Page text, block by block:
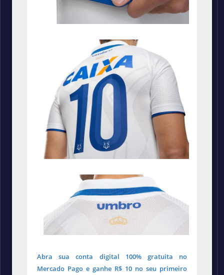
Abra sua conta digital 100% gratuita no
Mercado Pago e ganhe R$ 10 no seu primeiro